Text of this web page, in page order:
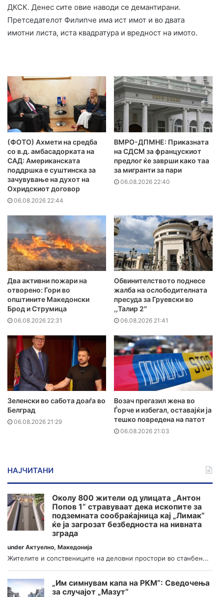
ДКСК. Денес сите овие наводи се демантирани.
Претседателот Филипче има ист имот и во двата
имотни листа, иста квадратура и вредност на имото.
(ФОТО) Ахмети на средба
со в.д. амбасадорката на
САД: Американската
поддршка е суштинска за
зачувување на духот на
Охридскиот договор
06.08.2026 22:44
ВМРО-ДПМНЕ: Приказната
на СДСМ за францускиот
предлог ќе заврши како таа
за мигранти за пари
06.08.2026 22:40
Два активни пожари на
отворено: Гори во
општините Македонски
Брод и Струмица
06.08.2026 22:31
Обвинителството поднесе
жалба на ослободителната
пресуда за Груевски во
,,Талир 2″
06.08.2026 21:41
Зеленски во сабота доаѓа во
Белград
06.08.2026 21:29
Возач прегазил жена во
Ѓорче и избегал, оставајќи ја
тешко повредена на патот
06.08.2026 21:03
НАЈЧИТАНИ
Околу 800 жители од улицата „Антон
Попов 1“ стравуваат дека ископите за
подземната сообраќајница кај „Лимак“
ќе ја загрозат безбедноста на нивната
зграда
under Актуелно, Македонија
Жителите и сопствениците на деловни простори во станбен...
„Им симнувам капа на РКМ“: Сведочења
за случајот „Мазут“